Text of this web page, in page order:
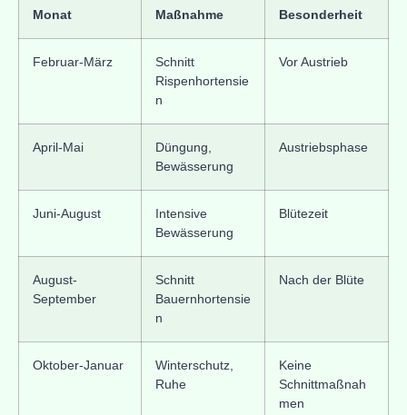
Monat Maßnahme Besonderheit
Februar-März
Schnitt
Rispenhortensie
n
Vor Austrieb
April-Mai
Düngung,
Bewässerung
Austriebsphase
Juni-August
Intensive
Bewässerung
Blütezeit
August-
September
Schnitt
Bauernhortensie
n
Nach der Blüte
Oktober-Januar
Winterschutz,
Ruhe
Keine
Schnittmaßnah
men